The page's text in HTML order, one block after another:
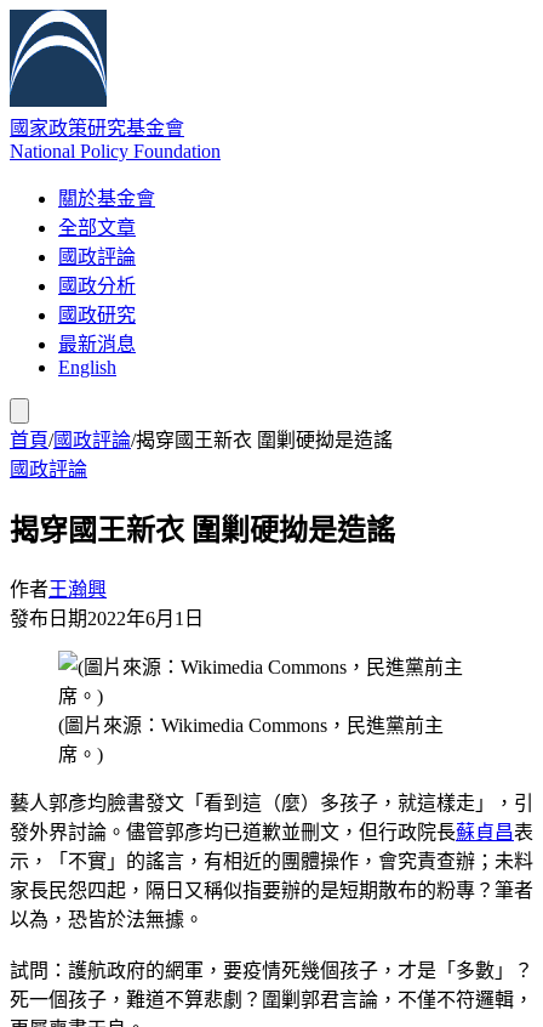
國家政策研究基金會
National Policy Foundation
關於基金會
全部文章
國政評論
國政分析
國政研究
最新消息
English
首頁/國政評論/揭穿國王新衣 圍剿硬拗是造謠
國政評論
揭穿國王新衣 圍剿硬拗是造謠
作者王瀚興
發布日期2022年6月1日
(圖片來源：Wikimedia Commons，民進黨前主
席。)
藝人郭彥均臉書發文「看到這（麼）多孩子，就這樣走」，引
發外界討論。儘管郭彥均已道歉並刪文，但行政院長蘇貞昌表
示，「不實」的謠言，有相近的團體操作，會究責查辦；未料
家長民怨四起，隔日又稱似指要辦的是短期散布的粉專？筆者
以為，恐皆於法無據。
試問：護航政府的網軍，要疫情死幾個孩子，才是「多數」？
死一個孩子，難道不算悲劇？圍剿郭君言論，不僅不符邏輯，